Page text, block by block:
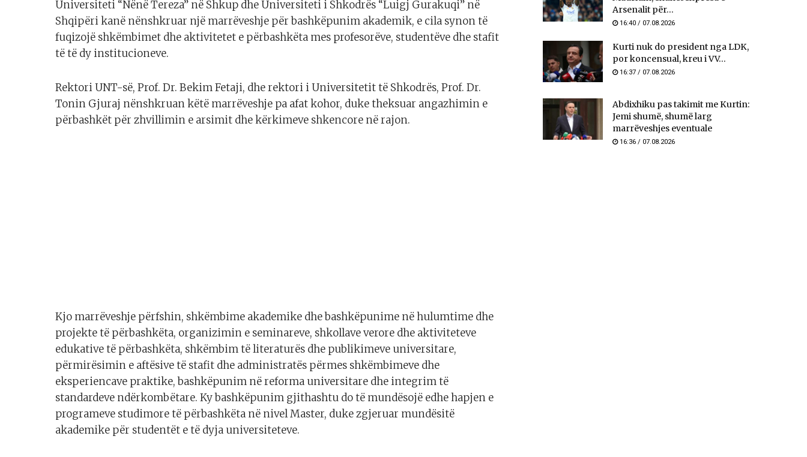
Universiteti “Nënë Tereza” në Shkup dhe Universiteti i Shkodrës “Luigj Gurakuqi” në
Shqipëri kanë nënshkruar një marrëveshje për bashkëpunim akademik, e cila synon të
fuqizojë shkëmbimet dhe aktivitetet e përbashkëta mes profesorëve, studentëve dhe stafit
të të dy institucioneve.
Rektori UNT-së, Prof. Dr. Bekim Fetaji, dhe rektori i Universitetit të Shkodrës, Prof. Dr.
Tonin Gjuraj nënshkruan këtë marrëveshje pa afat kohor, duke theksuar angazhimin e
përbashkët për zhvillimin e arsimit dhe kërkimeve shkencore në rajon.
Kjo marrëveshje përfshin, shkëmbime akademike dhe bashkëpunime në hulumtime dhe
projekte të përbashkëta, organizimin e seminareve, shkollave verore dhe aktiviteteve
edukative të përbashkëta, shkëmbim të literaturës dhe publikimeve universitare,
përmirësimin e aftësive të stafit dhe administratës përmes shkëmbimeve dhe
eksperiencave praktike, bashkëpunim në reforma universitare dhe integrim të
standardeve ndërkombëtare. Ky bashkëpunim gjithashtu do të mundësojë edhe hapjen e
programeve studimore të përbashkëta në nivel Master, duke zgjeruar mundësitë
akademike për studentët e të dyja universiteteve.
Arsenalit për...
16:40 / 07.08.2026
Kurti nuk do president nga LDK,
por koncensual, kreu i VV...
16:37 / 07.08.2026
Abdixhiku pas takimit me Kurtin:
Jemi shumë, shumë larg
marrëveshjes eventuale
16:36 / 07.08.2026